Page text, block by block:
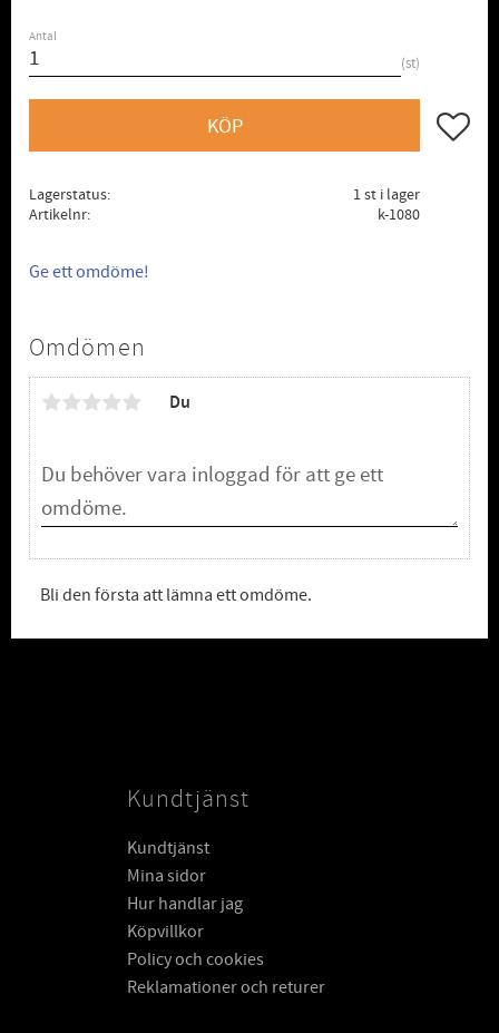
Antal
st
KÖP Lägg
Lagerstatus
1 st i lager
Artikelnr
k-1080
Ge ett omdöme!
Omdömen
Du
Bli den första att lämna ett omdöme.
Kundtjänst
Kundtjänst
Mina sidor
Hur handlar jag
Köpvillkor
Policy och cookies
Reklamationer och returer